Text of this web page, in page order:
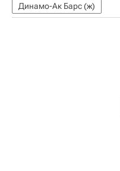
Динамо-Ак Барс (ж)